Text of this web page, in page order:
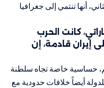
أنها تنتمي إلى جغرافيا
كانت الحرب
إيران قادمة، إن
حساسية خاصة تجاه سلطنة
أيضاً خلافات حدودية مع